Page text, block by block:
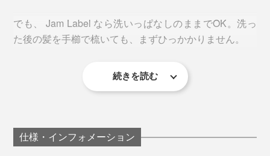
塗り重ねるような保湿ケアは、必要ないはずです。
99％以上の生分解性がある、環境に配慮した成分
シリコンなどの合成ポリマー、パラベンやフェノキ
シエタノールは使わない
遺伝子組み換えされた素材は使わない
私たちの毎日の暮しでも、 Jam Label を使えば使うほ
でも、 Jam Label なら洗いっぱなしのままでOK。洗っ
た後の髪を手櫛で梳いても、まずひっかかりません。
今まで40分かかっていた入浴時間も、25分くらいに短
体も心もこんなにラクなんだ」と気づけたことは、大き
な体験です。
続きを読む
仕様・インフォメーション